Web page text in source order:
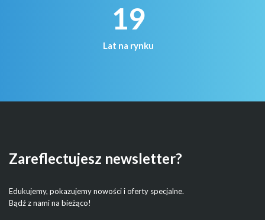
19
Lat na rynku
Zareflectujesz newsletter?
Edukujemy, pokazujemy nowości i oferty specjalne.
Bądź z nami na bieżąco!